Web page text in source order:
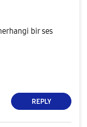
bir ses
REPLY